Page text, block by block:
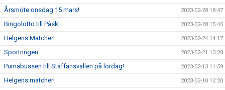
Årsmöte onsdag 15 mars! 2023-02-28 18:47
Bingolotto till Påsk! 2023-02-28 15:45
Helgens Matcher! 2023-02-24 14:17
Sportringen 2023-02-21 13:28
Pumabussen till Staffansvallen på lördag! 2023-02-13 11:59
Helgens matcher! 2023-02-10 12:20